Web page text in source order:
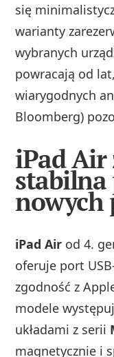
się
warianty
wybranych
powracają od
wiarygodnych
Bloomberg)
iPad Air
stabilna
nowych
iPad Air od 4.
oferuje port
zgodność z
modele
układami z serii
magnetycznie i